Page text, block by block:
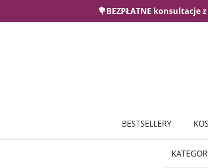
💐BEZPŁATNE konsultacje
BESTSELLERY